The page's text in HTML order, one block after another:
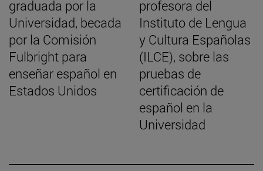
graduada por la
Universidad, becada
por la Comisión
Fulbright para
enseñar español en
Estados Unidos
profesora del
Instituto de Lengua
y Cultura Españolas
(ILCE), sobre las
pruebas de
certificación de
español en la
Universidad